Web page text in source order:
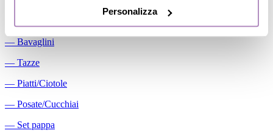
Personalizza
― Bavaglini
― Tazze
― Piatti/Ciotole
― Posate/Cucchiai
― Set pappa